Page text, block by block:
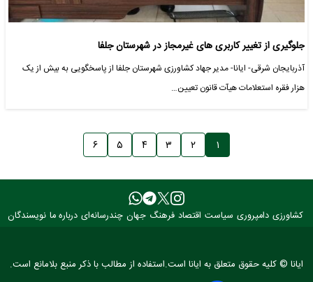
جلوگیری از تغییر کاربری های غیرمجاز در شهرستان جلفا
آذربایجان شرقی- ایانا- مدیر جهاد کشاورزی شهرستان جلفا از پاسخگویی به بیش از یک
هزار فقره استعلامات هیآت قانون تعیین…
۱ ۲ ۳ ۴ ۵ ۶
کشاورزی دامپروری سیاست اقتصاد فرهنگ جهان چندرسانه‌ای درباره ما نویسندگان
ایانا © کلیه حقوق متعلق به ایانا است.استفاده از مطالب با ذکر منبع بلامانع است.